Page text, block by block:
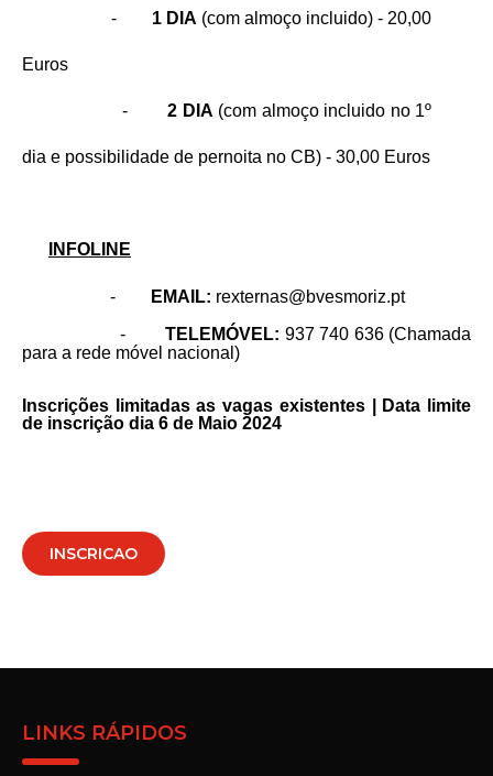
- 1 DIA (com almoço incluido) - 20,00
Euros
- 2 DIA (com almoço incluido no 1º
dia e possibilidade de pernoita no CB) - 30,00 Euros
INFOLINE
- EMAIL: rexternas@bvesmoriz.pt
-
TELEMÓVEL: 937 740 636 (Chamada
para a rede móvel nacional)
Inscrições limitadas as vagas existentes | Data limite
de inscrição dia 6 de Maio 2024
INSCRICAO
LINKS RÁPIDOS